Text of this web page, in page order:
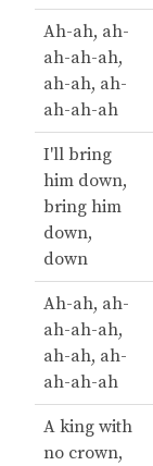
Ah-ah, ah-
ah-ah-ah,
ah-ah, ah-
ah-ah-ah
I'll bring
him down,
bring him
down,
down
Ah-ah, ah-
ah-ah-ah,
ah-ah, ah-
ah-ah-ah
A king with
no crown,